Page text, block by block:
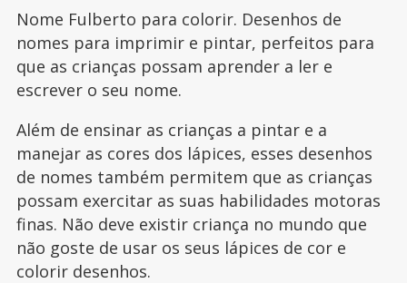
Nome Fulberto para colorir. Desenhos de
nomes para imprimir e pintar, perfeitos para
que as crianças possam aprender a ler e
escrever o seu nome.
Além de ensinar as crianças a pintar e a
manejar as cores dos lápices, esses desenhos
de nomes também permitem que as crianças
possam exercitar as suas habilidades motoras
finas. Não deve existir criança no mundo que
não goste de usar os seus lápices de cor e
colorir desenhos.